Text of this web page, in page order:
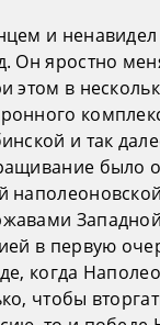
и
Он яростно
этом в
и так
было
в первую
когда
чтобы